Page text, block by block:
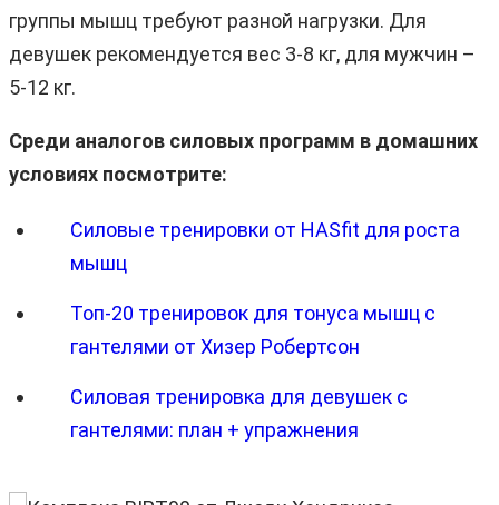
группы мышц требуют разной нагрузки. Для
девушек рекомендуется вес 3-8 кг, для мужчин –
5-12 кг.
Среди аналогов силовых программ в домашних
условиях посмотрите:
Cиловые тренировки от HASfit для роста
мышц
Топ-20 тренировок для тонуса мышц с
гантелями от Хизер Робертсон
Силовая тренировка для девушек с
гантелями: план + упражнения